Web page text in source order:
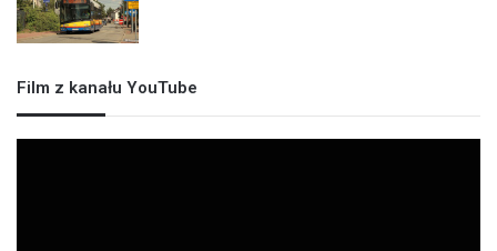
Film z kanału YouTube